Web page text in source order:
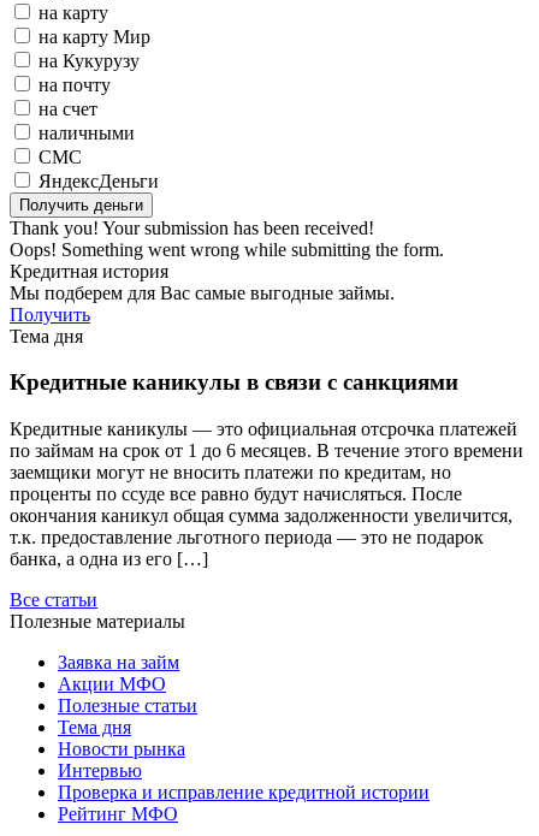
на карту
на карту Мир
на Кукурузу
на почту
на счет
наличными
СМС
ЯндексДеньги
Thank you! Your submission has been received!
Oops! Something went wrong while submitting the form.
Кредитная история
Мы подберем для Вас самые выгодные займы.
Получить
Тема дня
Кредитные каникулы в связи с санкциями
Кредитные каникулы — это официальная отсрочка платежей
по займам на срок от 1 до 6 месяцев. В течение этого времени
заемщики могут не вносить платежи по кредитам, но
проценты по ссуде все равно будут начисляться. После
окончания каникул общая сумма задолженности увеличится,
т.к. предоставление льготного периода — это не подарок
банка, а одна из его […]
Все статьи
Полезные материалы
Заявка на займ
Акции МФО
Полезные статьи
Тема дня
Новости рынка
Интервью
Проверка и исправление кредитной истории
Рейтинг МФО